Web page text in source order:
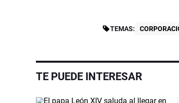
TEMAS:
TE PUEDE INTERESAR